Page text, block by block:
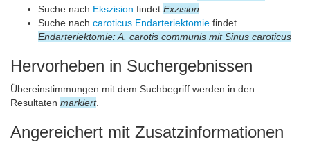
Suche nach Ekszision findet Exzision
Suche nach caroticus Endarteriektomie findet
Endarteriektomie: A. carotis communis mit Sinus caroticus
Hervorheben in Suchergebnissen
Übereinstimmungen mit dem Suchbegriff werden in den
Resultaten markiert.
Angereichert mit Zusatzinformationen